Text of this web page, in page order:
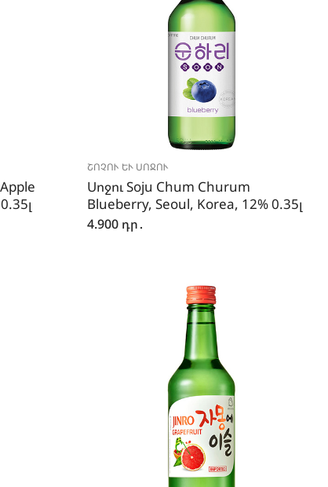
ՇՈՉՈՒ ԵՒ ՍՈՋՈՒ
Սոջու Soju Chum Churum
Blueberry, Seoul, Korea, 12% 0.35լ
4.900 դր․